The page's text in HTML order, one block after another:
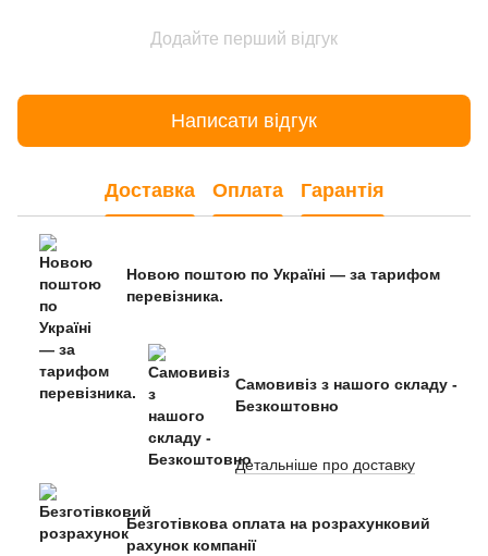
Додайте перший відгук
Написати відгук
Доставка Оплата Гарантія
Новою поштою по Україні — за тарифом
перевізника.
Самовивіз з нашого складу -
Безкоштовно
Детальніше про доставку
Безготівкова оплата на розрахунковий
рахунок компанії